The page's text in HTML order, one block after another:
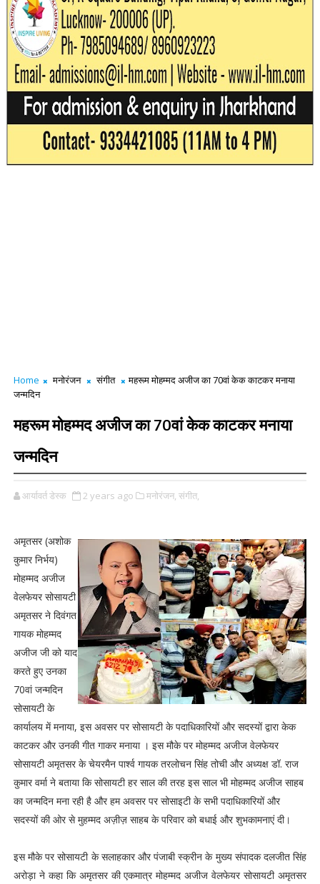
Home मनोरंजन संगीत
महरूम मोहम्मद अजीज का 70वां केक काटकर मनाया
जन्मदिन
महरूम मोहम्मद अजीज का 70वां केक काटकर मनाया
जन्मदिन
आर्यावर्त डेस्क 2 years ago मनोरंजन, संगीत,
अमृतसर (अशोक
कुमार निर्भय)
मोहम्मद अजीज
वेलफेयर सोसायटी
अमृतसर ने दिवंगत
गायक मोहम्मद
अजीज जी को याद
करते हुए उनका
70वां जन्मदिन
सोसायटी के
कार्यालय में मनाया, इस अवसर पर सोसायटी के पदाधिकारियों और सदस्यों द्वारा केक
काटकर और उनकी गीत गाकर मनाया । इस मौके पर मोहम्मद अजीज वेलफेयर
सोसायटी अमृतसर के चेयरमैन पार्श्व गायक तरलोचन सिंह तोची और अध्यक्ष डॉ. राज
कुमार वर्मा ने बताया कि सोसायटी हर साल की तरह इस साल भी मोहम्मद अजीज साहब
का जन्मदिन मना रही है और हम अवसर पर सोसाइटी के सभी पदाधिकारियों और
सदस्यों की ओर से मुहम्मद अज़ीज़ साहब के परिवार को बधाई और शुभकामनाएं दी।
इस मौके पर सोसायटी के सलाहकार और पंजाबी स्क्रीन के मुख्य संपादक दलजीत सिंह
अरोड़ा ने कहा कि अमृतसर की एकमात्र मोहम्मद अजीज वेलफेयर सोसायटी अमृतसर